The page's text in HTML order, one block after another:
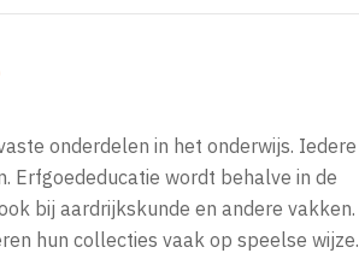
onderdelen in het onderwijs. Iedere
Erfgoededucatie wordt behalve in de
bij aardrijkskunde en andere vakken.
hun collecties vaak op speelse wijze.